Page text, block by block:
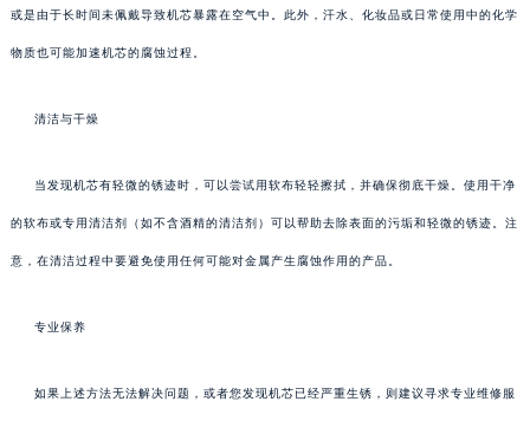
或是由于长时间未佩戴导致机芯暴露在空气中。此外，汗水、化妆品或日常使用中的化学
物质也可能加速机芯的腐蚀过程。
清洁与干燥
当发现机芯有轻微的锈迹时，可以尝试用软布轻轻擦拭，并确保彻底干燥。使用干净
的软布或专用清洁剂（如不含酒精的清洁剂）可以帮助去除表面的污垢和轻微的锈迹。注
意，在清洁过程中要避免使用任何可能对金属产生腐蚀作用的产品。
专业保养
如果上述方法无法解决问题，或者您发现机芯已经严重生锈，则建议寻求专业维修服